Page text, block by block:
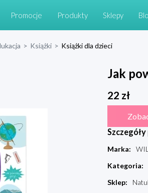
Promocje Produkty Sklepy
> Książki > Książki dla dzieci
Jak
22 zł
Marka:
Kategoria:
Sklep: